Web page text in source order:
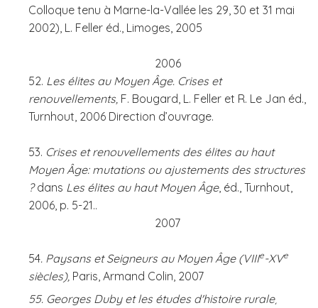
Colloque tenu à Marne-la-Vallée les 29, 30 et 31 mai
2002), L. Feller éd., Limoges, 2005
2006
52. Les élites au Moyen Âge. Crises et
renouvellements, F. Bougard, L. Feller et R. Le Jan éd.,
Turnhout, 2006 Direction d’ouvrage.
53. Crises et renouvellements des élites au haut
Moyen Âge: mutations ou ajustements des structures
?dans Les élites au haut Moyen Âge, éd., Turnhout,
2006, p. 5-21..
2007
54. Paysans et Seigneurs au Moyen Âge (VIIIe-XVe
siècles), Paris, Armand Colin, 2007
55. Georges Duby et les études d'histoire rurale¸